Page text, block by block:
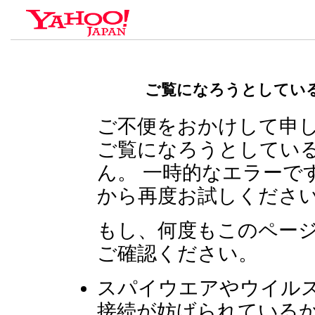
ご覧になろうとしてい
ご不便をおかけして申
ご覧になろうとしてい
ん。 一時的なエラーで
から再度お試しくださ
もし、何度もこのペー
ご確認ください。
スパイウエアやウイル